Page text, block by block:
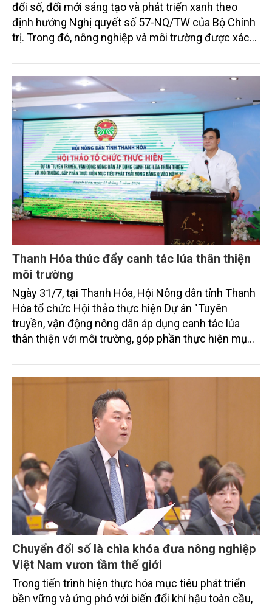
đổi số, đổi mới sáng tạo và phát triển xanh theo
định hướng Nghị quyết số 57-NQ/TW của Bộ Chính
trị. Trong đó, nông nghiệp và môi trường được xác
sắc bởi các tiến bộ công nghệ và cam kết bền vững
toàn cầu, đặc biệt là mục tiêu đưa phát thải ròng
bằng 0 (Net-Zero) vào năm 2050.
Thanh Hóa thúc đẩy canh tác lúa thân thiện
môi trường
Ngày 31/7, tại Thanh Hóa, Hội Nông dân tỉnh Thanh
Hóa tổ chức Hội thảo thực hiện Dự án "Tuyên
truyền, vận động nông dân áp dụng canh tác lúa
thân thiện với môi trường, góp phần thực hiện mục
trình thu hút sự tham gia của đông đảo đại biểu đến
từ các cơ quan quản lý nhà nước, đơn vị nghiên cứu,
doanh nghiệp, hợp tác xã và nông dân đang trực
tiếp triển khai mô hình sản xuất lúa phát thải thấp.
Chuyển đổi số là chìa khóa đưa nông nghiệp
Việt Nam vươn tầm thế giới
Trong tiến trình hiện thực hóa mục tiêu phát triển
bền vững và ứng phó với biến đổi khí hậu toàn cầu,